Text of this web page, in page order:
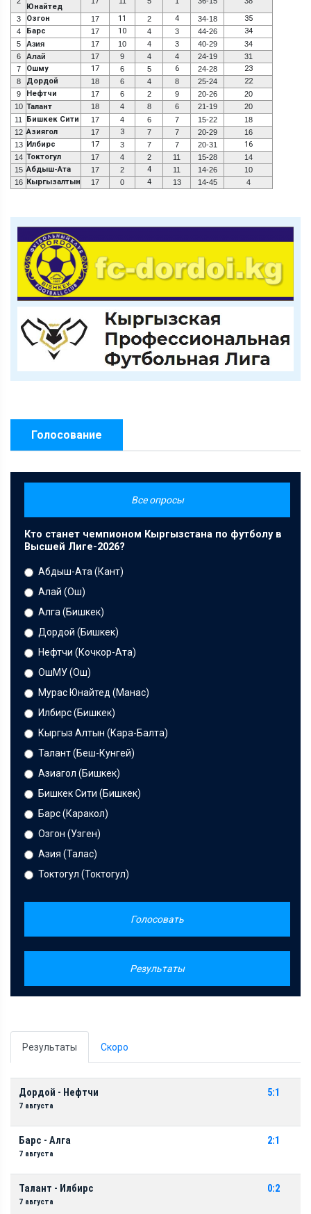
Юнайтед
3 Озгон 17 11 2 4 34-18 35
4 Барс 17 10 4 3 44-26 34
5 Азия 17 10 4 3 40-29
34
6
Алай 17 9 4 4 24-19
31
7
Ошму 17 6 5 6 24-28 23
8 Дордой 18 6 4 8 25-24 22
9 Нефтчи 17 6 2 9 20-26
20
10 Талант 18 4 8 6 21-19
20
11
Бишкек Сити 17 4 6 7 15-22
18
12 Азиягол 17 3 7 7 20-29
16
13 Илбирс 17 3 7 7 20-31 16
14 Токтогул 17 4 2 11 15-28
14
15 Абдыш-Ата 17 2 4 11 14-26
10
16 Кыргызалтын 17 0 4 13 14-45 4
Голосование
Все опросы
Кто станет чемпионом Кыргызстана по футболу в
Высшей Лиге-2026?
Абдыш-Ата (Кант)
Алай (Ош)
Алга (Бишкек)
Дордой (Бишкек)
Нефтчи (Кочкор-Ата)
ОшМУ (Ош)
Мурас Юнайтед (Манас)
Илбирс (Бишкек)
Кыргыз Алтын (Кара-Балта)
Талант (Беш-Кунгей)
Азиагол (Бишкек)
Бишкек Сити (Бишкек)
Барс (Каракол)
Озгон (Узген)
Азия (Талас)
Токтогул (Токтогул)
Голосовать
Результаты
Результаты Скоро
Дордой - Нефтчи
7 августа
5:1
Барс - Алга
7 августа
2:1
Талант - Илбирс
7 августа
0:2